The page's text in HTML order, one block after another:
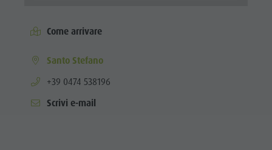
Come arrivare
Santo Stefano
aria.phone:
+39 0474 538196
Scrivi e-mail